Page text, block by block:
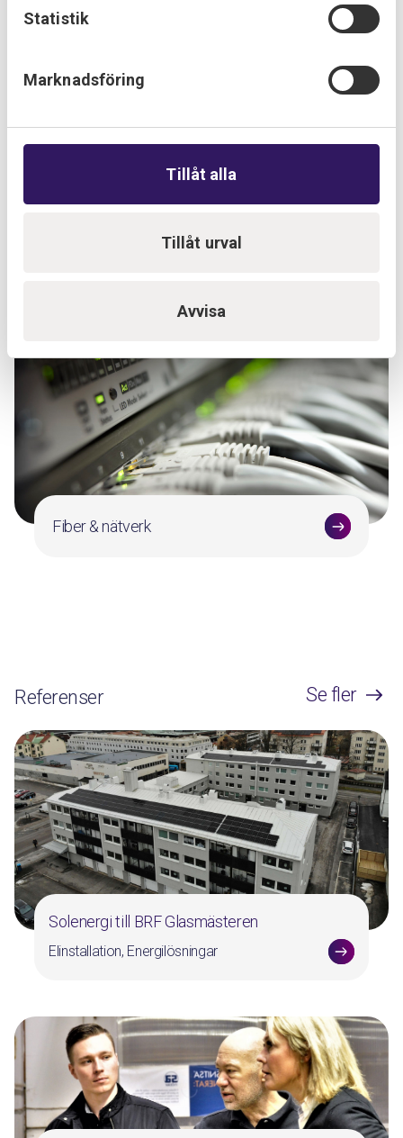
Statistik
Marknadsföring
Tillåt alla
Tillåt urval
Avvisa
Inbrottslarm
Fiber & nätverk
Referenser Se fler
Solenergi till BRF Glasmästeren
Elinstallation, Energilösningar